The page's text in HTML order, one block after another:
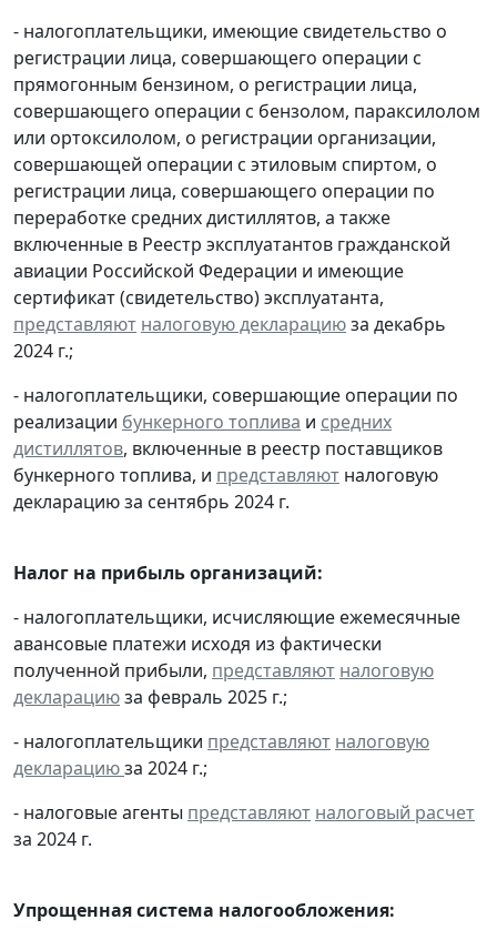
- налогоплательщики, имеющие свидетельство о
регистрации лица, совершающего операции с
прямогонным бензином, о регистрации лица,
совершающего операции с бензолом, параксилолом
или ортоксилолом, о регистрации организации,
совершающей операции с этиловым спиртом, о
регистрации лица, совершающего операции по
переработке средних дистиллятов, а также
включенные в Реестр эксплуатантов гражданской
авиации Российской Федерации и имеющие
сертификат (свидетельство) эксплуатанта,
представляют налоговую декларациюза декабрь
2024 г.;
- налогоплательщики, совершающие операции по
реализации бункерного топлива и средних
дистиллятов, включенные в реестр поставщиков
бункерного топлива, и представляют налоговую
декларацию за сентябрь 2024 г.
Налог на прибыль организаций:
- налогоплательщики, исчисляющие ежемесячные
авансовые платежи исходя из фактически
полученной прибыли, представляют налоговую
декларациюза февраль 2025 г.;
- налогоплательщики представляют налоговую
декларациюза 2024 г.;
- налоговые агенты представляют налоговый расчет
за 2024 г.
Упрощенная система налогообложения: